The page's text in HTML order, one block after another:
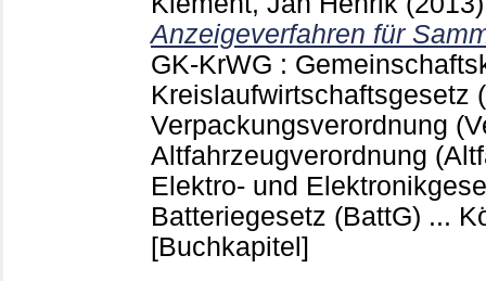
Anzeigeverfahren für
GK-KrWG :
Kreislaufwirtschaftsgesetz
Verpackungsverordnung
Altfahrzeugverordnung
Elektro- und
Batteriegesetz (BattG) ...
[Buchkapitel]